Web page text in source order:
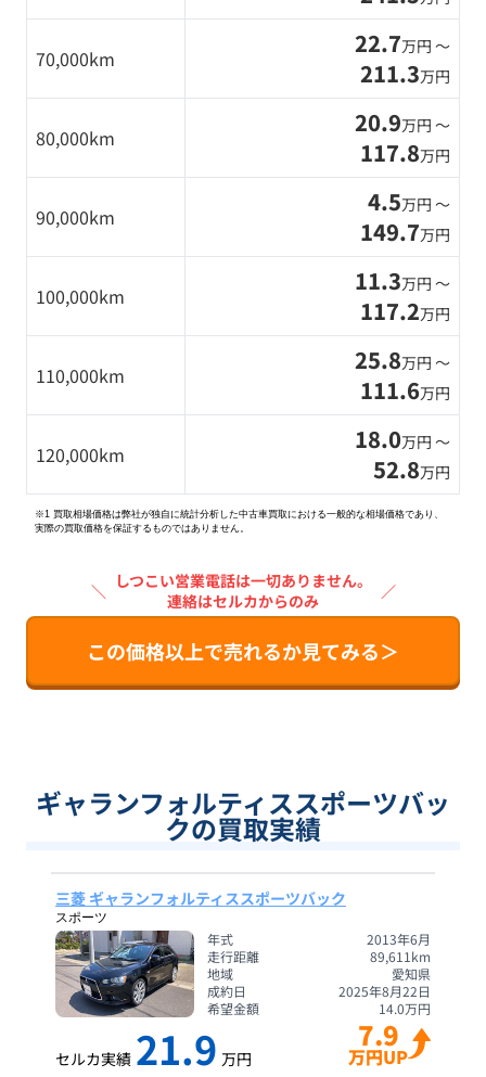
70,000km 22.7万円 〜
211.3万円
80,000km 20.9万円 〜
117.8万円
90,000km 4.5万円 〜
149.7万円
100,000km 11.3万円 〜
117.2万円
110,000km 25.8万円 〜
111.6万円
120,000km 18.0万円 〜
52.8万円
※1 買取相場価格は弊社が独自に統計分析した中古車買取における一般的な相場価格であり、
実際の買取価格を保証するものではありません。
＼ しつこい営業電話は一切ありません。
連絡はセルカからのみ
／
この価格以上で売れるか見てみる＞
ギャランフォルティススポーツバッ
クの買取実績
三菱 ギャランフォルティススポーツバック
スポーツ
年式
2013年6月
走行距離
89,611 km
地域
愛知県
成約日
2025年8月22日
希望金額
14.0万円
セルカ実績 21.9 万円
7.9
万円UP